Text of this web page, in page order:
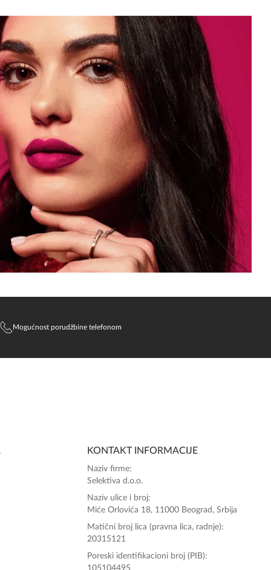
Mogućnost porudžbine telefonom
KONTAKT INFORMACIJE
Naziv firme:
Selektiva d.o.o.
Naziv ulice i broj:
Miće Orlovića 18, 11000 Beograd, Srbija
Matični broj lica (pravna lica, radnje):
20315121
Poreski identifikacioni broj (PIB):
Zdravo, tu sam da Vam pomognem da
poručite svoj omiljeni parfem danas ali i za